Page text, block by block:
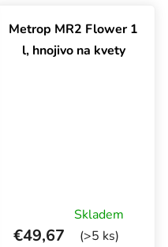
zároveň posilňuje
odolnosť voči hubám,
chorobám,...
Metrop MR2 Flower 1
l, hnojivo na kvety
Skladem
(>5 ks)
€49,67